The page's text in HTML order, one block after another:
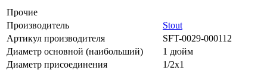
Прочие
Производитель
Stout
Артикул производителя
SFT-0029-000112
Диаметр основной (наибольший)
1 дюйм
Диаметр присоединения
1/2х1